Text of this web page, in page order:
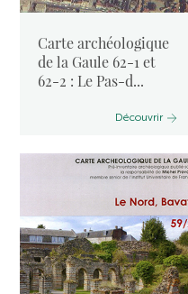
Carte archéologique
de la Gaule 62-1 et
62-2 : Le Pas-d...
Découvrir